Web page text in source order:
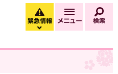
緊急情報
緊急情報を開く
メニュー